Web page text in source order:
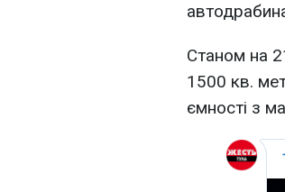
Станом на
1500 кв.
ємності з